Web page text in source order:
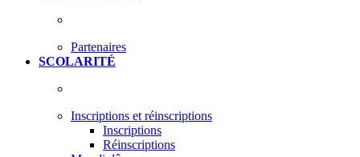
Partenaires
SCOLARITÉ
Inscriptions et réinscriptions
Inscriptions
Réinscriptions